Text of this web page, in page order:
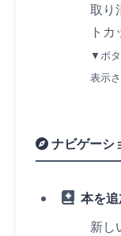
取り
トカ
▼ボ
表示さ
ナビゲーシ
本を
新し